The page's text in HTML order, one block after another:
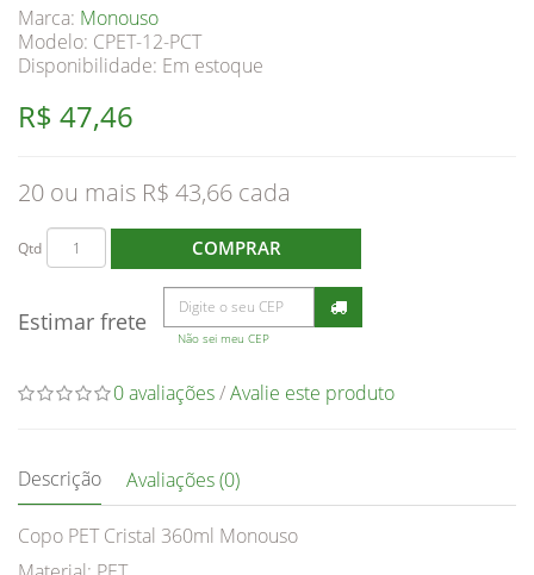
Marca: Monouso
Modelo: CPET-12-PCT
Disponibilidade: Em estoque
R$ 47,46
20 ou mais R$ 43,66
Qtd COMPRAR
Estimar frete
Não sei meu CEP
0 avaliações/Avalie este produto
Descrição Avaliações (0)
Copo PET Cristal 360ml Monouso